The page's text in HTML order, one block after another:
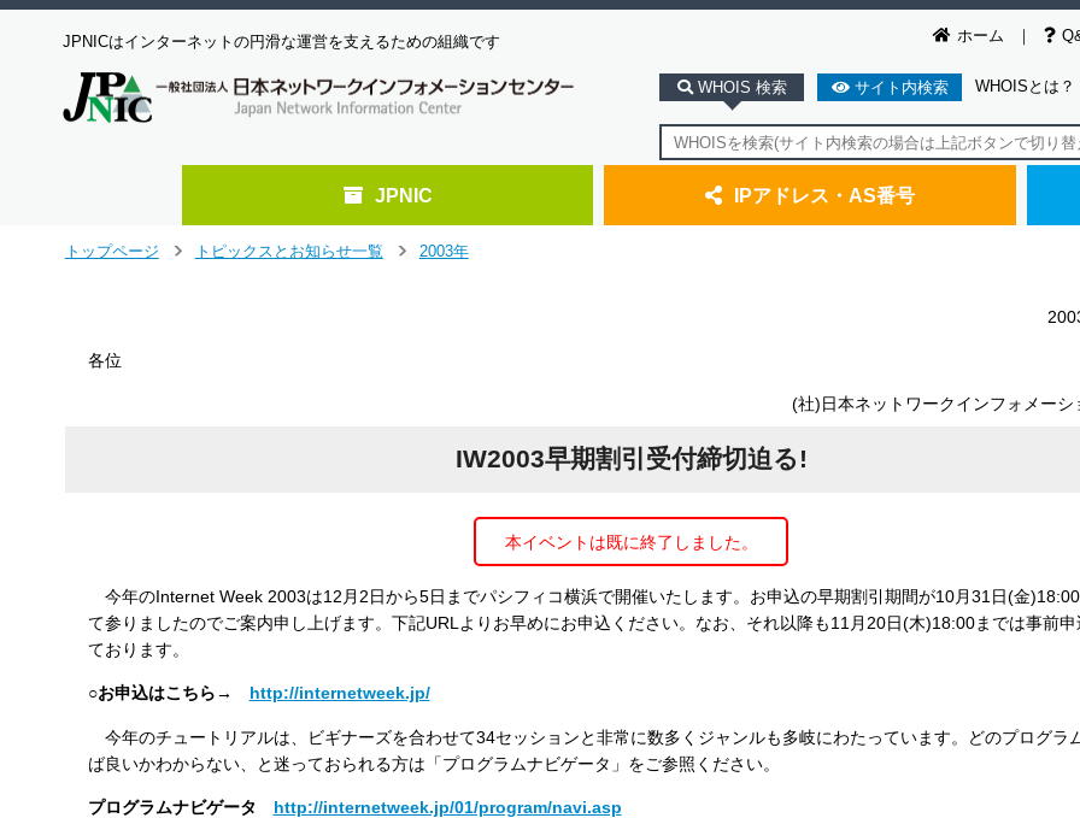
ホーム
JPNICはインターネットの円滑な運営を支えるための組織です
WHOIS 検索 サイト内検索 WHOISとは？
JPNIC IPアドレス・AS番号
トップページ
トピックスとお知らせ一覧
2003年
各位
(社)日本ネットワークインフォメーシ
IW2003早期割引受付締切迫る!
本イベントは既に終了しました。
今年のInternet Week 2003は12月2日から5日までパシフィコ横浜で開催いたします。お申込の早期割引期間が10月31日(金
て参りましたのでご案内申し上げます。下記URLよりお早めにお申込ください。なお、それ以降も11月20日(木)18:00までは事前
ております。
○お申込はこちら→ http://internetweek.jp/
今年のチュートリアルは、ビギナーズを合わせて34セッションと非常に数多くジャンルも多岐にわたっています。どのプログラ
ば良いかわからない、と迷っておられる方は「プログラムナビゲータ」をご参照ください。
プログラムナビゲータ http://internetweek.jp/01/program/navi.asp